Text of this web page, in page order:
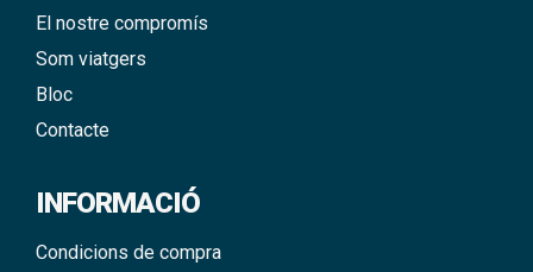
El nostre compromís
Som viatgers
Bloc
Contacte
INFORMACIÓ
Condicions de compra